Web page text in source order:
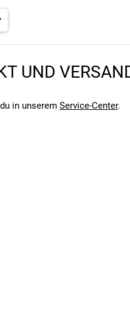
Fahrrädern kommen kann.
UND
in unserem Service-Center.